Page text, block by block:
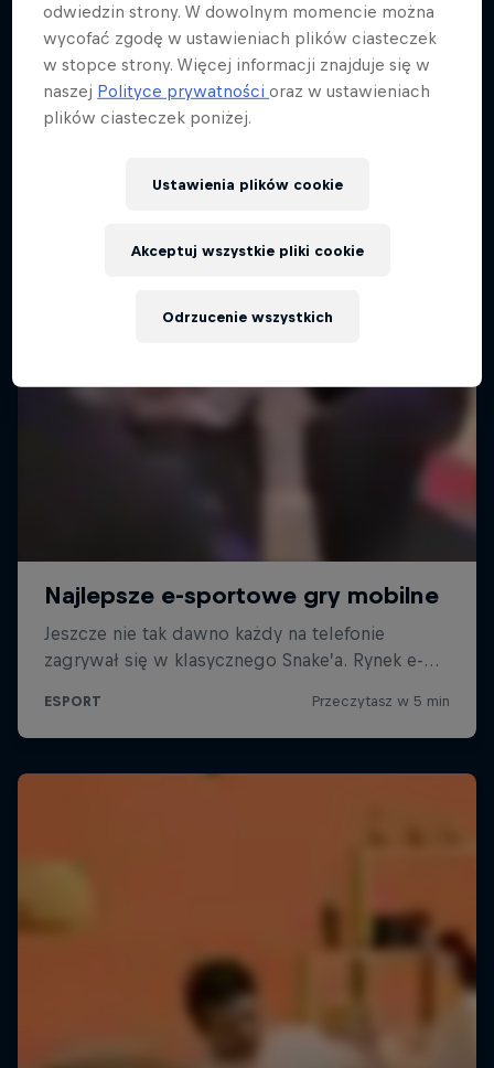
odwiedzin strony. W dowolnym momencie można
wycofać zgodę w ustawieniach plików ciasteczek
w stopce strony. Więcej informacji znajduje się w
naszej Polityce prywatnościoraz w ustawieniach
plików ciasteczek poniżej.
Ustawienia plików cookie
Odrzucenie wszystkich
Akceptuj wszystkie pliki cookie